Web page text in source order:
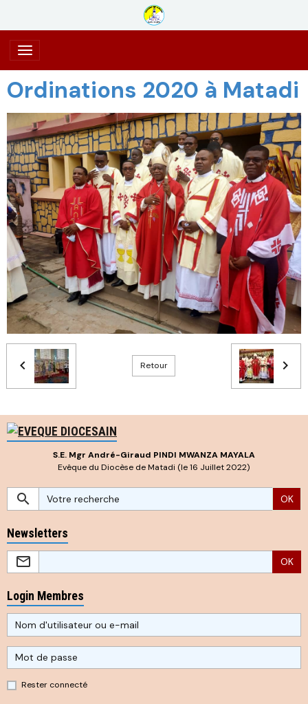
Ordinations 2020 à Matadi
Retour
S.E. Mgr André-Giraud PINDI MWANZA MAYALA
Evêque du Diocèse de Matadi (le 16 Juillet 2022)
OK
Newsletters
OK
Login Membres
Rester connecté